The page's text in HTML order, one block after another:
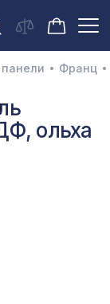
Франц
ольха